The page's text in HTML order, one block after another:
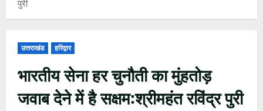
पुरी
उत्तराखंड हरिद्वार
भारतीय सेना हर चुनौती का मुंहतोड़
जवाब देने में है सक्षम:श्रीमहंत रविंद्र पुरी